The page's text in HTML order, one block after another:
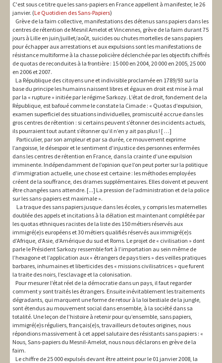
Thèmes
C'est sous ce titre que les sans-papiers en France appellent à manifester, le 26
janvier. (Le Quotidien des Sans-Papiers)
Grève de la faim collective, manifestations des détenus sans papiers dans les
centres de rétention de Mesnil Amelot et Vincennes, grève de la faim durant 75
jours à Lille en juin/juillet/août, suicides ou chutes mortelles de sans papiers
pour échapper aux arrestations et aux expulsions sont les manifestations de
résistance multiforme à la chasse policière déclenchée par les objectifs chiffrés
de quotas de reconduites à la frontière : 15 000 en 2004, 20 000 en 2005, 25 000
en 2006 et 2007.
La République des citoyens une et indivisible proclamée en 1789/93 sur la
base du principe les humains naissent libres et égaux en droit est mise à mal
par la « rupture » initiée par le régime Sarkozy. L’état de droit, fondement de la
République, est bafoué comme le constate la Cimade : « Quotas d’expulsion,
examen superficiel des situations individuelles, promiscuité accrue dans les
gros centres de rétention : si certains peuvent s’étonner des incidents actuels,
ils pourraient tout autant s’étonner qu’il n’en y ait pas plus ! [ …]
Particulier, par son ampleur et par sa durée, ce mouvement exprime
l’angoisse, le désespoir et le sentiment d’injustice des personnes enfermées
dans les centres de rétention en France, dans la crainte d’une expulsion
imminente. Indépendamment de l’opinion que l’on peut porter sur la politique
d’immigration actuelle, une chose est certaine : les méthodes employées
créent de la souffrance, des drames supplémentaires. Elles doivent et peuvent
être changées sans attendre. [...] La pression de l’administration et de la police
sur les sans-papiers est maximale ».
La traque des sans papiers jusque dans les écoles, y compris les maternelles
doublée des appels et incitations à la délation est maintenant complétée par
les quotas ethniques racistes de la liste des 150 métiers réservés aux
immigré(e)s européens et 30 métiers qualifiés réservés aux immigré(e)s
d’Afrique, d’Asie, d’Amérique du sud et Roms. Le projet de « civilisation » dont
parle le Président Sarkozy ressemble fort à l’importation au sein même de
l’hexagone et l’application aux « étrangers de pays tiers » des veilles pratiques
barbares, inhumaines et liberticides des « missions civilisatrices » que furent
la traite des noirs, l’esclavage et la colonisation.
Pour mesurer l’état réel de la démocratie dans un pays, il faut regarder
comment y sont traités les étrangers. Ensuite inévitablement les traitements
dégradants, qui marquent une forme de retour à la loi bestiale de la jungle,
sont étendus au mouvement social dans ensemble, à la société dans sa
totalité. Une leçon de l’histoire à retenir pour qu’ensemble, sans papiers,
immigré(e)s réguliers, français(e)s, travailleurs de toutes origines, nous
répondions massivement à cet appel salutaire des résistants sans papiers : «
Nous, Sans-papiers du Mesnil-Amelot, nous nous déclarons en grève de la
faim.
Le chiffre de 25 000 expulsés devant être atteint pour le 01 janvier 2008, la